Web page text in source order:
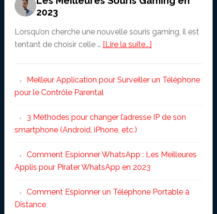
2023
Lorsqu’on cherche une nouvelle souris gaming, il est
tentant de choisir celle … [Lire la suite...]about
Souris
en
2023
Meilleur Application pour Surveiller un Téléphone
pour le Contrôle Parental
3 Méthodes pour changer l’adresse IP de son
smartphone (Android, iPhone, etc.)
Comment Espionner WhatsApp : Les Meilleures
Applis pour Pirater WhatsApp en 2023
Comment Espionner un Téléphone Portable à
Distance